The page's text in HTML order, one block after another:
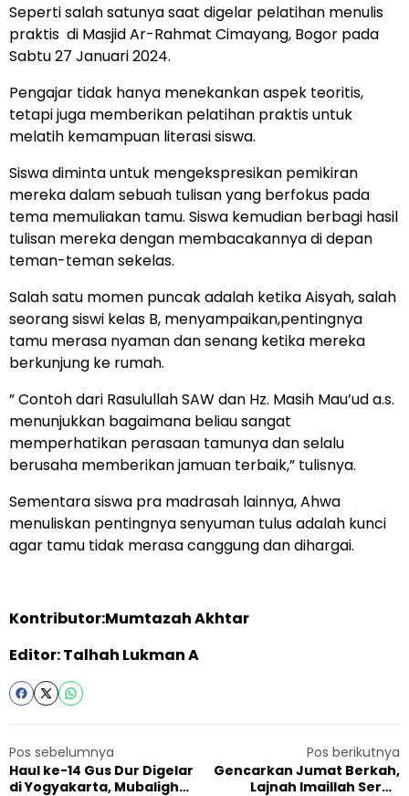
Seperti salah satunya saat digelar pelatihan menulis
praktis di Masjid Ar-Rahmat Cimayang, Bogor pada
Sabtu 27 Januari 2024.
Pengajar tidak hanya menekankan aspek teoritis,
tetapi juga memberikan pelatihan praktis untuk
melatih kemampuan literasi siswa.
Siswa diminta untuk mengekspresikan pemikiran
mereka dalam sebuah tulisan yang berfokus pada
tema memuliakan tamu. Siswa kemudian berbagi hasil
tulisan mereka dengan membacakannya di depan
teman-teman sekelas.
Salah satu momen puncak adalah ketika Aisyah, salah
seorang siswi kelas B, menyampaikan,pentingnya
tamu merasa nyaman dan senang ketika mereka
berkunjung ke rumah.
” Contoh dari Rasulullah SAW dan Hz. Masih Mau’ud a.s.
menunjukkan bagaimana beliau sangat
memperhatikan perasaan tamunya dan selalu
berusaha memberikan jamuan terbaik,” tulisnya.
Sementara siswa pra madrasah lainnya, Ahwa
menuliskan pentingnya senyuman tulus adalah kunci
agar tamu tidak merasa canggung dan dihargai.
Kontributor:Mumtazah Akhtar
Editor: Talhah Lukman A
Pos sebelumnya
Haul ke-14 Gus Dur Digelar
di Yogyakarta, Mubaligh
Pos berikutnya
Gencarkan Jumat Berkah,
Lajnah Imaillah Serua